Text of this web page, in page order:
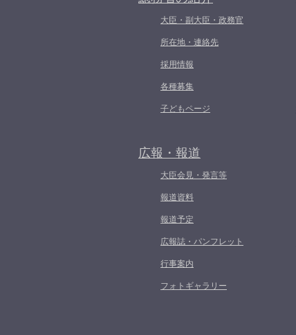
大臣・副大臣・政務官
所在地・連絡先
採用情報
各種募集
子どもページ
広報・報道
大臣会見・発言等
報道資料
報道予定
広報誌・パンフレット
行事案内
フォトギャラリー